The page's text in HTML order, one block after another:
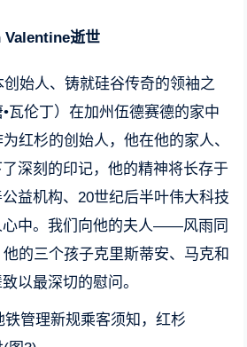
Valentine逝世
创始人、铸就硅谷传奇的领袖之
瓦伦丁）在加州伍德赛德的家中
红杉的创始人，他在他的家人、
深刻的印记，他的精神将长存于
益机构、20世纪后半叶伟大科技
心中。我们向他的夫人——风雨同
的三个孩子克里斯蒂安、马克和
以最深切的慰问。